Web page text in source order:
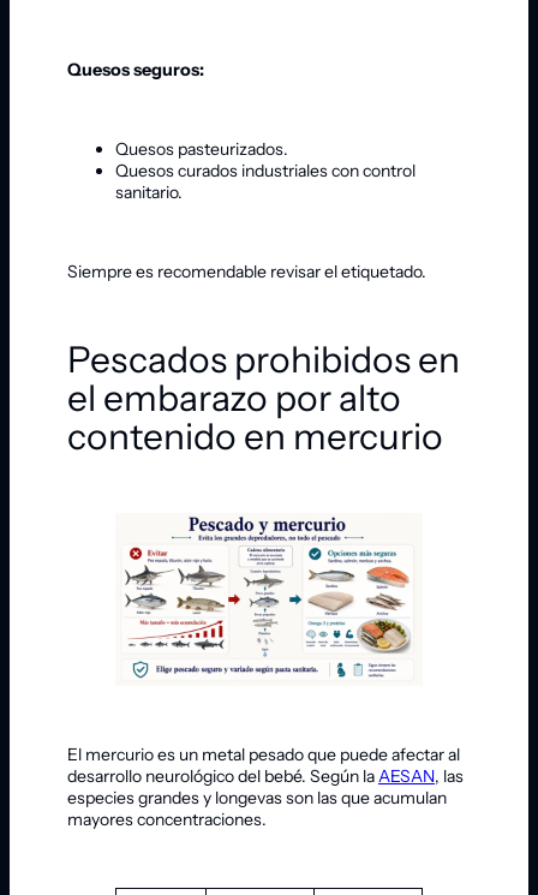
Quesos seguros:
Quesos pasteurizados.
Quesos curados industriales con control
sanitario.
Siempre es recomendable revisar el etiquetado.
Pescados prohibidos en
el embarazo por alto
contenido en mercurio
El mercurio es un metal pesado que puede afectar al
desarrollo neurológico del bebé. Según laAESAN, las
especies grandes y longevas son las que acumulan
mayores concentraciones.